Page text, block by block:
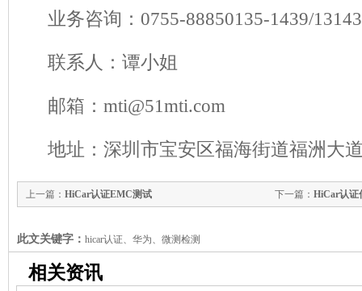
业务咨询：0755-88850135-1439/
联系人：谭小姐
邮箱：mti@51mti.com
地址：深圳市宝安区福海街道福洲大
下一篇： HiCar认证
上一篇： HiCar认证EMC测试
此文关键字： hicar认证、华为、微测检测
相关资讯